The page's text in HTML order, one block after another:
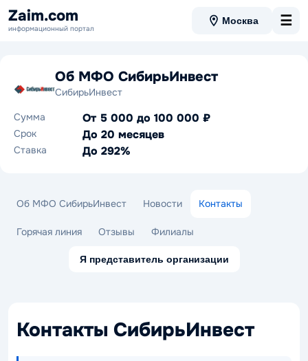
Zaim.com
информационный портал
Москва ☰
Об МФО СибирьИнвест
СибирьИнвест
Сумма
От 5 000 до 100 000 ₽
Срок До 20 месяцев
Ставка До 292%
Об МФО СибирьИнвест Новости Контакты
Горячая линия Отзывы Филиалы
Я представитель организации
Контакты СибирьИнвест